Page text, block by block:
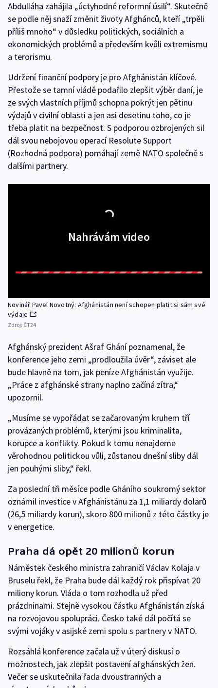
Abdulláha zahájila „úctyhodné reformní úsilí“. Skutečně
se podle něj snaží změnit životy Afghánců, kteří „trpěli
příliš mnoho“ v důsledku politických, sociálních a
ekonomických problémů a především kvůli extremismu
a terorismu.
Udržení finanční podpory je pro Afghánistán klíčové.
Přestože se tamní vládě podařilo zlepšit výběr daní, je
ze svých vlastních příjmů schopna pokrýt jen pětinu
výdajů v civilní oblasti a jen asi desetinu toho, co je
třeba platit na bezpečnost. S podporou ozbrojených sil
dál svou nebojovou operací Resolute Support
(Rozhodná podpora) pomáhají země NATO společně s
dalšími partnery.
Nahrávám video
Novinář Pavel Novotný: Afghánistán není schopen platit si sám své
výdaje
Zdroj: ČT24
Afghánský prezident Ašraf Ghání poznamenal, že
konference jeho zemi „prodloužila úvěr“, záviset ale
bude hlavně na tom, jak peníze Afghánistán využije.
„Práce z afghánské strany naplno začíná zítra,“
upozornil.
„Musíme se vypořádat se začarovaným kruhem tří
provázaných problémů, kterými jsou kriminalita,
korupce a konflikty. Pokud k tomu nenajdeme
věrohodnou politickou vůli, zůstanou dnešní sliby dál
jen pouhými sliby,“ řekl.
Za poslední tři měsíce podle Gháního soukromý sektor
oznámil investice v Afghánistánu za 1,1 miliardy dolarů
(26,5 miliardy korun), skoro 800 milionů z této částky je
v energetice.
Praha dá opět 20 milionů korun
Náměstek českého ministra zahraničí Václav Kolaja v
Bruselu řekl, že Praha bude dál každý rok přispívat 20
miliony korun. Vláda o tom rozhodla už před
prázdninami. Stejně vysokou částku Afghánistán získá
na rozvojovou spolupráci. Česko také dál počítá se
svými vojáky v asijské zemi spolu s partnery v NATO.
Rozsáhlá konference začala už v úterý diskusí o
možnostech, jak zlepšit postavení afghánských žen.
Večer se uskutečnila řada dvoustranných a